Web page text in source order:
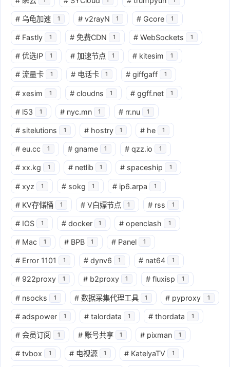
# 乌龟加速 1 # v2rayN 1 # Gcore 1
# Fastly 1 # 免费CDN 1 # WebSockets 1
# 优选IP 1 # 加速节点 1 # kitesim 1
# 流量卡 1 # 电话卡 1 # giffgaff 1
# xesim 1 # cloudns 1 # ggff.net 1
# l53 1 # nyc.mn 1 # rr.nu 1
# sitelutions 1 # hostry 1 # he 1
# eu.cc 1 # gname 1 # qzz.io 1
# xx.kg 1 # netlib 1 # spaceship 1
# xyz 1 # sokg 1 # ip6.arpa 1
# KV存储桶 1 # V白嫖节点 1 # rss 1
# IOS 1 # docker 1 # openclash 1
# Mac 1 # BPB 1 # Panel 1
# Error 1101 1 # dynv6 1 # nat64 1
# 922proxy 1 # b2proxy 1 # fluxisp 1
# nsocks 1 # 数据采集代理工具 1 # pyproxy 1
# adspower 1 # talordata 1 # thordata 1
# 会员订阅 1 # 账号共享 1 # pixman 1
# tvbox 1 # 电视源 1 # KatelyaTV 1